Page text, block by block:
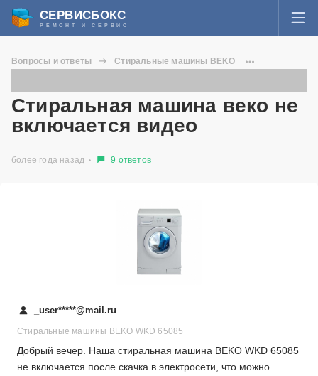
СЕРВИСБОКС
РЕМОНТ И СЕРВИС
Я забыл пароль
Регистрация
ВОПРОСЫ И ОТВЕТЫ
СТАТЬИ О РЕМОНТЕ
ДОБАВИТЬ СЕРВИСНЫЙ ЦЕНТР ИЛИ ЧАСТНОГО МАСТЕРА
ЗАДАТЬ ВОПРОС МАСТЕРАМ
Вопросы и ответы
Стиральные машины BEKO
Стиральная машина веко не
включается видео
более года назад 9 ответов
_user*****@mail.ru
Стиральные машины BEKO WKD 65085
Добрый вечер. Наша стиральная машина BEKO WKD 65085
не включается после скачка в электросети, что можно